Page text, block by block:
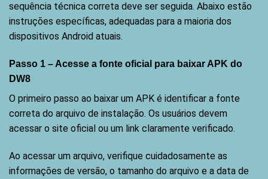
sequência técnica correta deve ser seguida. Abaixo estão
instruções específicas, adequadas para a maioria dos
dispositivos Android atuais.
Passo 1 – Acesse a fonte oficial para baixar APK do
DW8
O primeiro passo ao baixar um APK é identificar a fonte
correta do arquivo de instalação. Os usuários devem
acessar o site oficial ou um link claramente verificado.
Ao acessar um arquivo, verifique cuidadosamente as
informações de versão, o tamanho do arquivo e a data de